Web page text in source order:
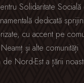
Solidaritate
dedicată
cu accent pe
și alte comunități
Nord-Est a țării